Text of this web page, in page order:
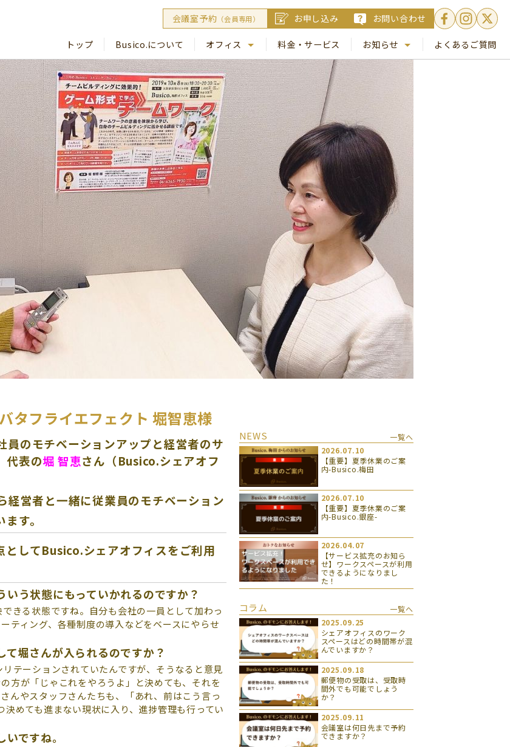
会議室予約 （会員専用） お申し込み お問い合わせ
トップ Busico.について
オフィス
Busico. 銀座
Busico. 梅田
料金・サービス
お知らせ
NEWS
コラム
Busico.通信
よくあるご質問
タフライエフェクト 堀智恵様
のモチベーションアップと経営者のサ
代表の堀 智恵さん（Busico.シェアオフ
経営者と一緒に従業員のモチベーション
す。
してBusico.シェアオフィスをご利用
う状態にもっていかれるのですか？
きる状態ですね。自分も会社の一員として加わっ
ティング、各種制度の導入などをベースにやらせ
堀さんが入られるのですか？
テーションされていたんですが、そうなると意見
方が「じゃこれをやろうよ」と決めても、それを
んやスタッフさんたちも、「あれ、前はこう言っ
めても進まない現状に入り、進捗管理も行ってい
ですね。
NEWS
一覧へ
2026.07.10
【重要】夏季休業のご案
内-Busico.梅田
2026.07.10
【重要】夏季休業のご案
内-Busico.銀座-
2026.04.07
【サービス拡充のお知ら
せ】ワークスペースが利用
できるようになりまし
た！
コラム
一覧へ
2025.09.25
シェアオフィスのワーク
スペースはどの時間帯が混
んでいますか？
2025.09.18
郵便物の受取は、受取時
間外でも可能でしょう
か？
2025.09.11
会議室は何日先まで予約
できますか？